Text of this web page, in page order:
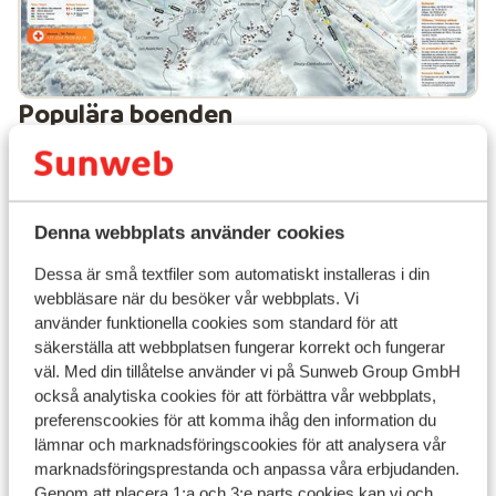
Denna webbplats använder cookies
Dessa är små textfiler som automatiskt installeras i din
webbläsare när du besöker vår webbplats. Vi
använder funktionella cookies som standard för att
säkerställa att webbplatsen fungerar korrekt och fungerar
väl. Med din tillåtelse använder vi på Sunweb Group GmbH
också analytiska cookies för att förbättra vår webbplats,
preferenscookies för att komma ihåg den information du
lämnar och marknadsföringscookies för att analysera vår
marknadsföringsprestanda och anpassa våra erbjudanden.
Populära boenden
9.3 Fantastisk